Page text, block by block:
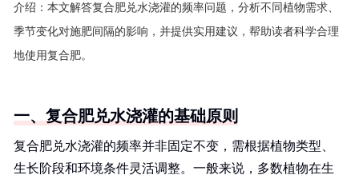
介绍： 本文解答复合肥兑水浇灌的频率问题，分析不同植物需求、
季节变化对施肥间隔的影响，并提供实用建议，帮助读者科学合理
地使用复合肥。
一、复合肥兑水浇灌的基础原则
复合肥兑水浇灌的频率并非固定不变，需根据植物类型、
生长阶段和环境条件灵活调整。一般来说，多数植物在生